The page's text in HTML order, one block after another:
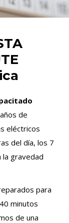
de
eléctricos
del día, los 7
la gravedad
para
minutos
de una